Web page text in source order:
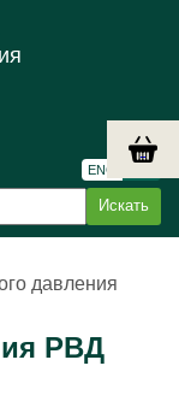
ENG
давления
РВД